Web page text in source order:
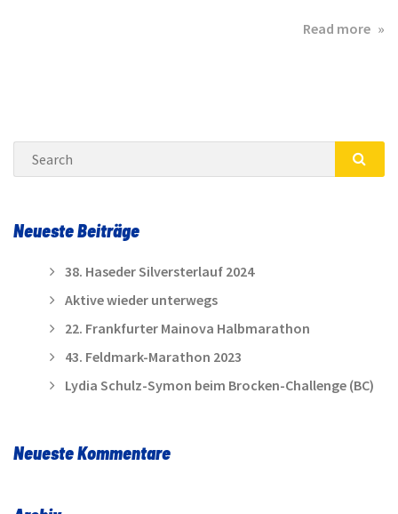
Read more
Search
Neueste Beiträge
38. Haseder Silversterlauf 2024
Aktive wieder unterwegs
22. Frankfurter Mainova Halbmarathon
43. Feldmark-Marathon 2023
Lydia Schulz-Symon beim Brocken-Challenge (BC)
Neueste Kommentare